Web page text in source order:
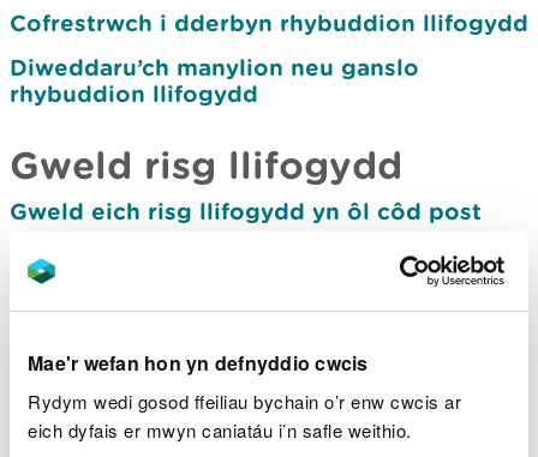
Mae'r wefan hon yn defnyddio cwcis
Rydym wedi gosod ffeiliau bychain o’r enw cwcis ar
eich dyfais er mwyn caniatáu i’n safle weithio.
Cofrestrwch i dderbyn rhybuddion llifogydd
Diweddaru’ch manylion neu ganslo
rhybuddion llifogydd
Gweld risg llifogydd
Gweld eich risg llifogydd yn ôl côd post
Gweld eich risg llifogydd ar fap (Map Asesu
Perygl Llifogydd Cymru)
Gweld eich risg o erydu
arfordirol
Gwiriwch eich risg o erydu arfordirol (map